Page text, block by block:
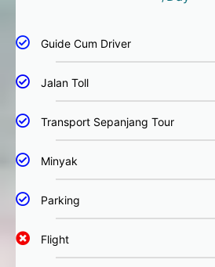
Guide Cum Driver
Jalan Toll
Transport Sepanjang Tour
Minyak
Parking
Flight